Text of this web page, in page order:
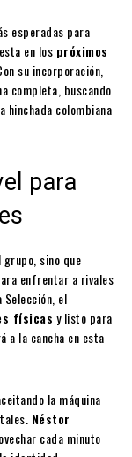
esperadas para
en los próximos
su incorporación,
completa, buscando
hinchada colombiana
para
sino que
enfrentar a rivales
el
físicas y listo para
a la cancha en esta
la máquina
Néstor
cada minuto